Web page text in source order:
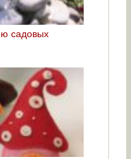
садовых